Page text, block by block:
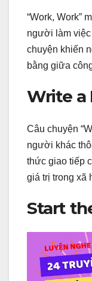
“Work, Work”
người làm
chuyện khiến
bằng giữa
Write a
Câu chuyện
người khác
thức giao tiếp
giá trị trong xã
Start